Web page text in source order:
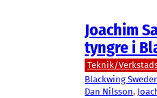
Joachim
tyngre i
Teknik/
Blackwing
Dan Nilsson,